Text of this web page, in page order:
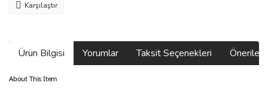
Karşılaştır
Ürün Bilgisi Yorumlar Taksit Seçenekleri
About This Item